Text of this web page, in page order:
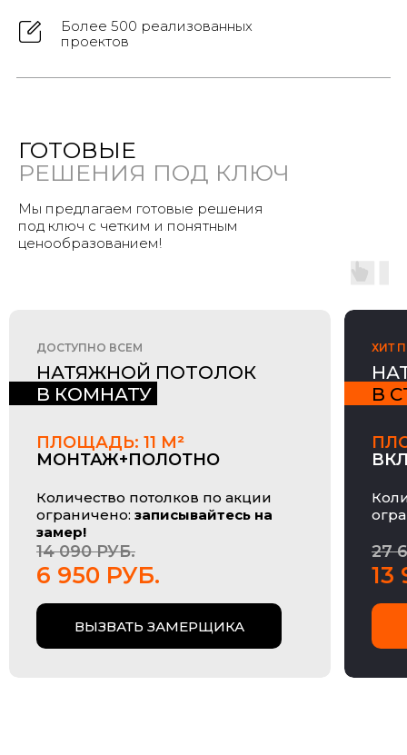
Более 500 реализованных
проектов
ГОТОВЫЕ
РЕШЕНИЯ ПОД КЛЮЧ
Мы предлагаем готовые решения
под ключ с четким и понятным
ценообразованием!
6 950 РУБ.
ПЛОЩАДЬ: 11 М²
МОНТАЖ+ПОЛОТНО
14 090 РУБ.
Количество потолков по акции
ограничено: записывайтесь на
замер!
ВЫЗВАТЬ ЗАМЕРЩИКА
НАТЯЖНОЙ ПОТОЛОК
В КОМНАТУ
27
ХИТ
ДОСТУПНО ВСЕМ
13
В